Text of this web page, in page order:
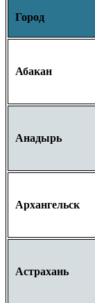
Город
Абакан
Анадырь
Архангельск
Астрахань